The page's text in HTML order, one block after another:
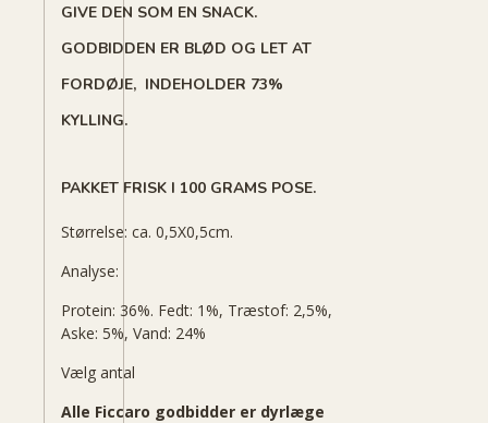
GIVE DEN SOM EN SNACK.
GODBIDDEN ER BLØD OG LET AT
FORDØJE, INDEHOLDER 73%
KYLLING.
PAKKET FRISK I 100 GRAMS POSE.
Størrelse: ca. 0,5X0,5cm.
Analyse:
Protein: 36%. Fedt: 1%, Træstof: 2,5%,
Aske: 5%, Vand: 24%
Vælg antal
Alle Ficcaro godbidder er dyrlæge